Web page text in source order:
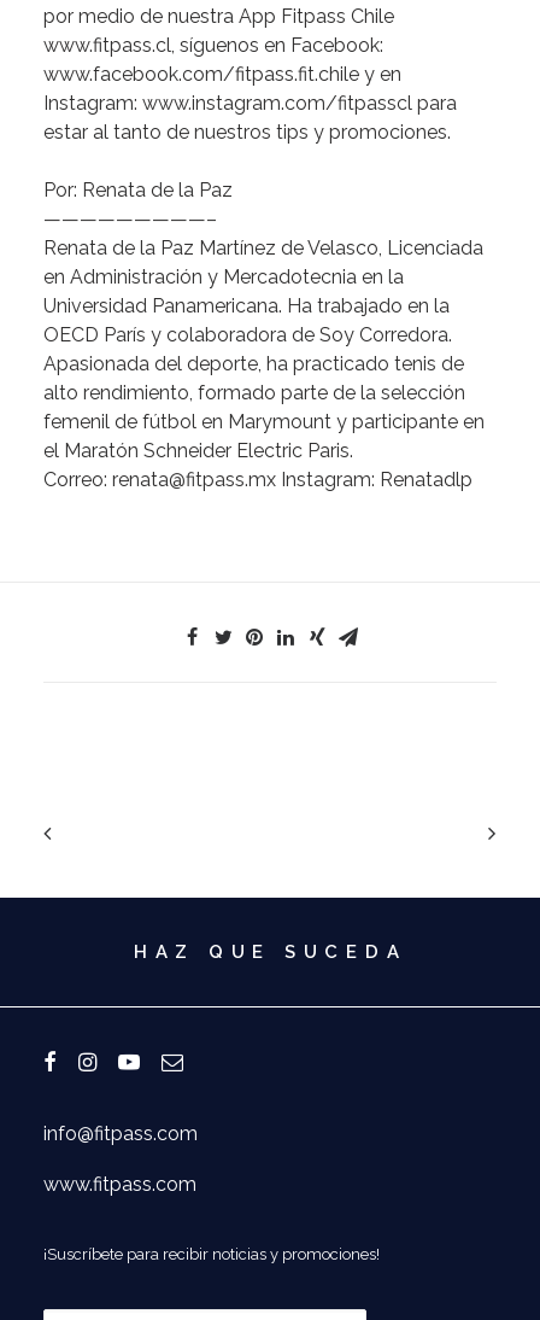
por medio de nuestra App Fitpass Chile
www.fitpass.cl, síguenos en Facebook:
www.facebook.com/fitpass.fit.chile y en
Instagram: www.instagram.com/fitpasscl para
estar al tanto de nuestros tips y promociones.
Por: Renata de la Paz
—————————–
Renata de la Paz Martínez deVelasco, Licenciada
en Administración y Mercadotecnia en la
Universidad Panamericana. Ha trabajado en la
OECD París y colaboradora de Soy Corredora.
Apasionada del deporte, ha practicado tenis de
alto rendimiento, formado parte de la selección
femenil de fútbol en Marymount y participante en
el Maratón Schneider Electric Paris.
Correo: renata@fitpass.mx Instagram: Renatadlp
HAZ QUE SUCEDA
info@fitpass.com
www.fitpass.com
¡Suscríbete para recibir noticias y promociones!